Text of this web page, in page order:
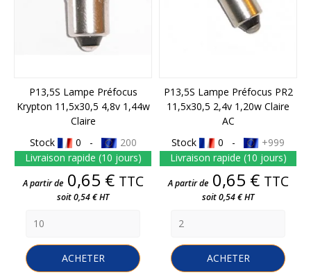
P13,5S Lampe Préfocus
Krypton 11,5x30,5 4,8v 1,44w
Claire
Stock
0 -
200
Livraison rapide (10 jours)
Prix
A partir de 0,65 € TTC
soit 0,54 € HT
ACHETER
P13,5S Lampe Préfocus PR2
11,5x30,5 2,4v 1,20w Claire
AC
Stock
0 -
+999
Livraison rapide (10 jours)
Prix
A partir de 0,65 € TTC
soit 0,54 € HT
ACHETER